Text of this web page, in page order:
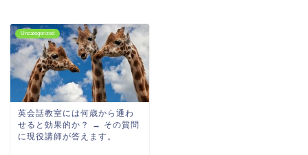
Uncategorized
英会話教室には何歳から通わ
せると効果的か？ → その質問
に現役講師が答えます。